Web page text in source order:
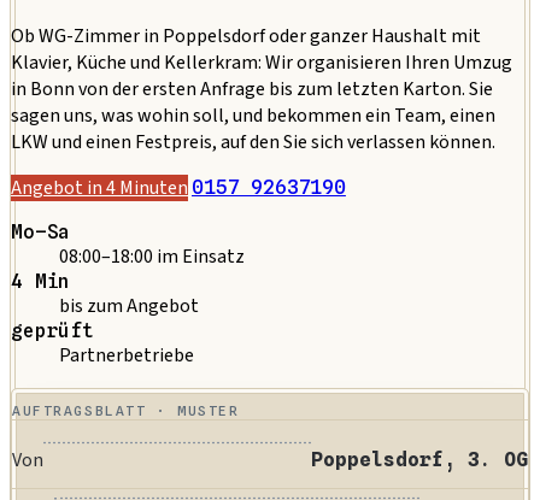
Ob WG-Zimmer in Poppelsdorf oder ganzer Haushalt mit
Klavier, Küche und Kellerkram: Wir organisieren Ihren Umzug
in Bonn von der ersten Anfrage bis zum letzten Karton. Sie
sagen uns, was wohin soll, und bekommen ein Team, einen
LKW und einen Festpreis, auf den Sie sich verlassen können.
Angebot in 4 Minuten 0157 92637190
Mo–Sa
08:00–18:00 im Einsatz
4 Min
bis zum Angebot
geprüft
Partnerbetriebe
AUFTRAGSBLATT · MUSTER
Von Poppelsdorf, 3. OG